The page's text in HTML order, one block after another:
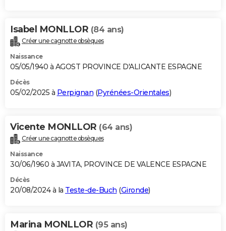
Bricolage
Lifestyle
Culture
Sport
Auto
Television
Voyage
Cinema
Isabel MONLLOR (84 ans)
Créer une cagnotte obsèques
Naissance
05/05/1940 à AGOST PROVINCE D'ALICANTE ESPAGNE
Décès
05/02/2025 à Perpignan (Pyrénées-Orientales)
Vicente MONLLOR (64 ans)
Créer une cagnotte obsèques
Naissance
30/06/1960 à JAVITA, PROVINCE DE VALENCE ESPAGNE
Décès
20/08/2024 à la Teste-de-Buch (Gironde)
Marina MONLLOR (95 ans)